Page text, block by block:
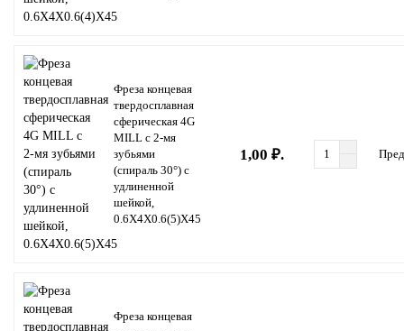
Фреза концевая
твердосплавная
сферическая 4G
MILL с 2-мя
зубьями
(спираль 30°) с
удлиненной
шейкой,
0.6X4X0.6(5)X45
1,00 ₽.
Фреза концевая